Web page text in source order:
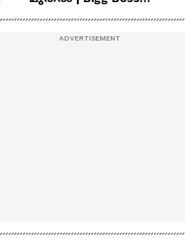
ൽ ടി എൻ സുരേഷ് | TN
Agnipariksha